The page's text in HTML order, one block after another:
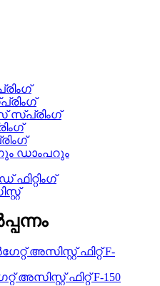
സ്പ്രിംഗ്
ഡാംപറും
അസിസ്റ്റ് ഫിറ്റ് F-150